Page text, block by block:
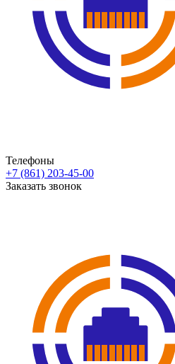
Телефоны
+7 (861) 203-45-00
Заказать звонок